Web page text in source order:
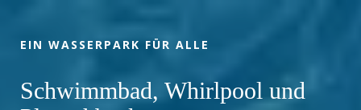
EIN WASSERPARK FÜR ALLE
Schwimmbad, Whirlpool und